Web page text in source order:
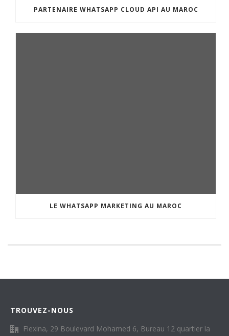
PARTENAIRE WHATSAPP CLOUD API AU MAROC
LE WHATSAPP MARKETING AU MAROC
TROUVEZ-NOUS
Flexina, 29 Boulevard Mohamed 6, Bureau 12 quartier la